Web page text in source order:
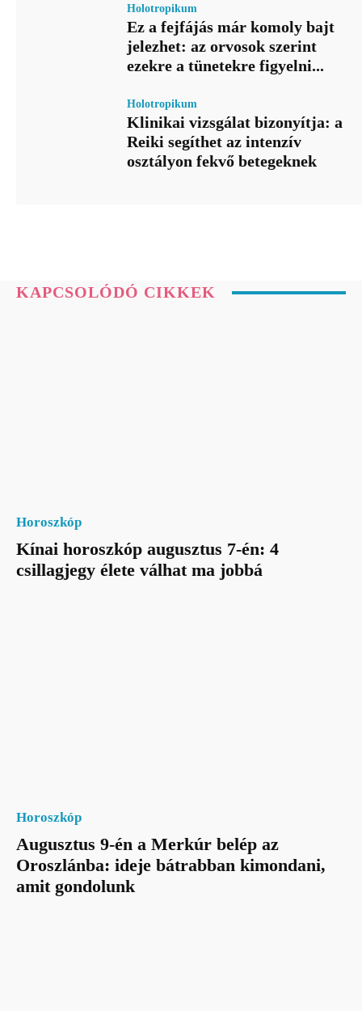
Holotropikum
Ez a fejfájás már komoly bajt
jelezhet: az orvosok szerint
ezekre a tünetekre figyelni...
Holotropikum
Klinikai vizsgálat bizonyítja: a
Reiki segíthet az intenzív
osztályon fekvő betegeknek
KAPCSOLÓDÓ CIKKEK
Horoszkóp
Kínai horoszkóp augusztus 7-én: 4
csillagjegy élete válhat ma jobbá
Horoszkóp
Augusztus 9-én a Merkúr belép az
Oroszlánba: ideje bátrabban kimondani,
amit gondolunk